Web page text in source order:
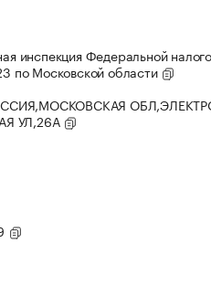
инспекция Федеральной
по Московской области
УЛ,26А